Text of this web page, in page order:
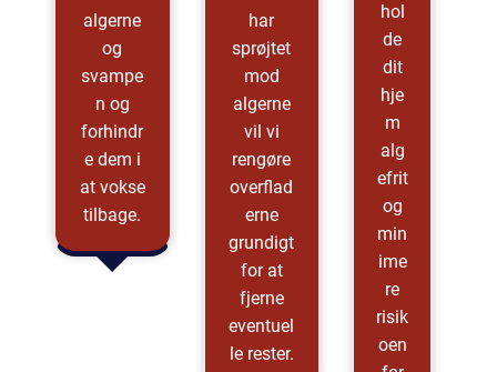
algerne
og
svampe
n og
forhindr
e dem i
at vokse
tilbage.
har
sprøjtet
mod
algerne
vil vi
rengøre
overflad
erne
grundigt
for at
fjerne
eventuel
le rester.
hol
de
dit
hje
m
alg
efrit
og
min
ime
re
risik
oen